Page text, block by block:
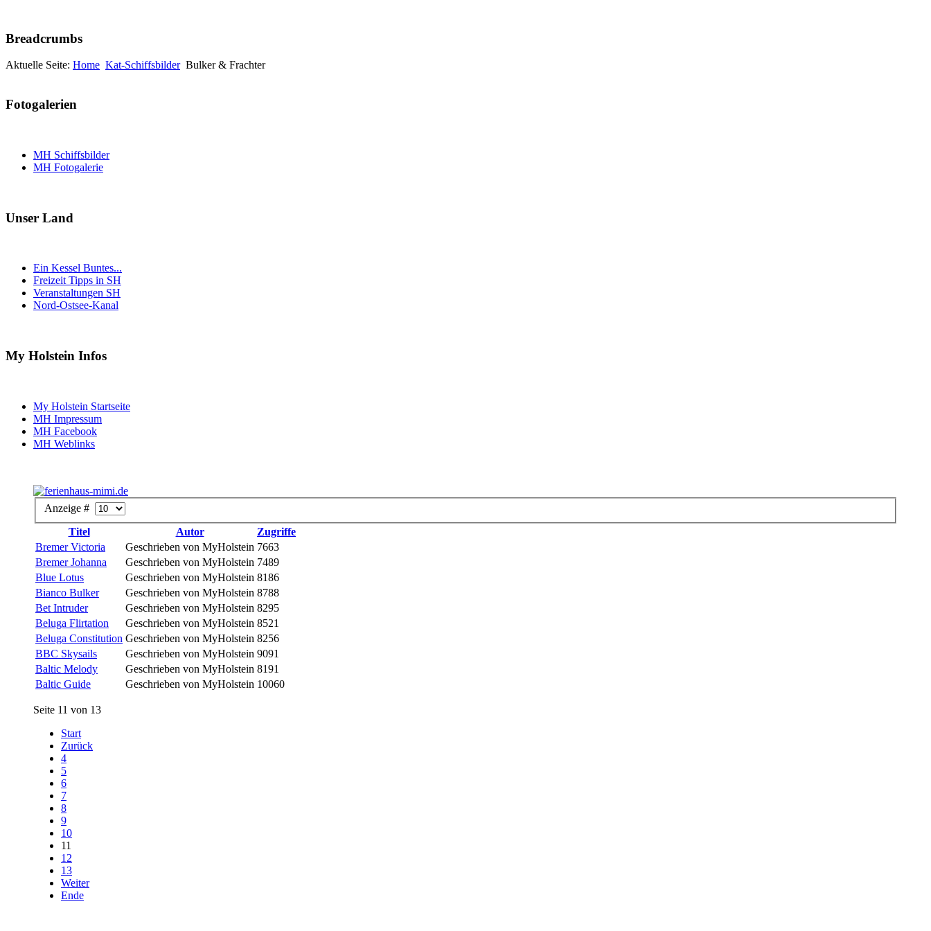
Breadcrumbs
Aktuelle Seite: Home Kat-Schiffsbilder Bulker & Frachter
Fotogalerien
MH Schiffsbilder
MH Fotogalerie
Unser Land
Ein Kessel Buntes...
Freizeit Tipps in SH
Veranstaltungen SH
Nord-Ostsee-Kanal
My Holstein Infos
My Holstein Startseite
MH Impressum
MH Facebook
MH Weblinks
Anzeige #
Titel
Autor
Zugriffe
Bremer Victoria
Geschrieben von MyHolstein 7663
Bremer Johanna
Geschrieben von MyHolstein 7489
Blue Lotus
Geschrieben von MyHolstein 8186
Bianco Bulker
Geschrieben von MyHolstein 8788
Bet Intruder
Geschrieben von MyHolstein 8295
Beluga Flirtation
Geschrieben von MyHolstein 8521
Beluga Constitution Geschrieben von MyHolstein 8256
BBC Skysails
Geschrieben von MyHolstein 9091
Baltic Melody
Geschrieben von MyHolstein 8191
Baltic Guide
Geschrieben von MyHolstein 10060
Seite 11 von 13
Start
Zurück
4
5
6
7
8
9
10
11
12
13
Weiter
Ende